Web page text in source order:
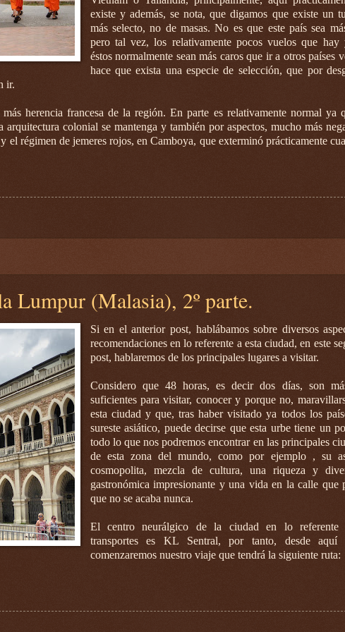
existe y además, se nota, que digamos que existe un
más selecto, no de masas. No es que este país sea
pero tal vez, los relativamente pocos vuelos que hay
éstos normalmente sean más caros que ir a otros países
hace que exista una especie de selección, que por
ir.
herencia francesa de la región. En parte es relativamente normal ya
colonial se mantenga y también por aspectos, mucho más
régimen de jemeres rojos, en Camboya, que exterminó prácticamente
Lumpur (Malasia), 2º parte.
Si en el anterior post, hablábamos sobre diversos
recomendaciones en lo referente a esta ciudad, en este
post, hablaremos de los principales lugares a visitar.
Considero que 48 horas, es decir dos días, son
suficientes para visitar, conocer y porque no,
esta ciudad y que, tras haber visitado ya todos los
sureste asiático, puede decirse que esta urbe tiene un
todo lo que nos podremos encontrar en las principales
de esta zona del mundo, como por ejemplo , su
cosmopolita, mezcla de cultura, una riqueza y
gastronómica impresionante y una vida en la calle que
que no se acaba nunca.
El centro neurálgico de la ciudad en lo
transportes es KL Sentral, por tanto, desde aquí
comenzaremos nuestro viaje que tendrá la siguiente ruta: